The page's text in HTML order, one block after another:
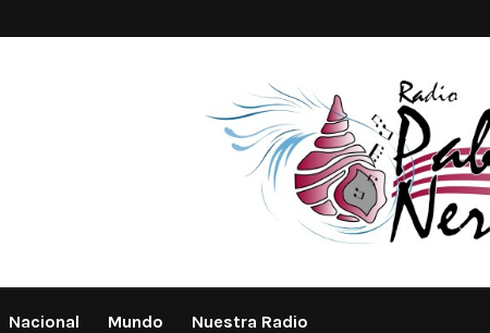
Nacional Mundo Nuestra Radio